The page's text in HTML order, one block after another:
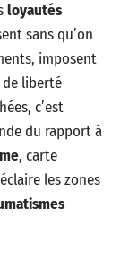
loyautés
sans qu’on
imposent
liberté
c’est
du rapport à
, carte
les zones